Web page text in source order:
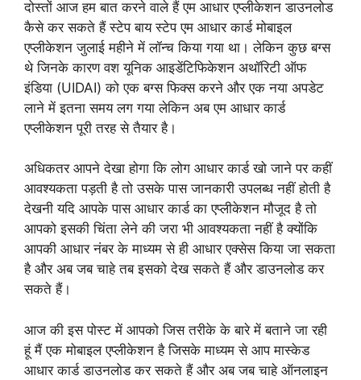
दोस्तों आज हम बात करने वाले हैं एम आधार एप्लीकेशन डाउनलोड
कैसे कर सकते हैं स्टेप बाय स्टेप एम आधार कार्ड मोबाइल
एप्लीकेशन जुलाई महीने में लॉन्च किया गया था। लेकिन कुछ बग्स
थे जिनके कारण वश यूनिक आइडेंटिफिकेशन अथॉरिटी ऑफ
इंडिया (UIDAI) को एक बग्स फिक्स करने और एक नया अपडेट
लाने में इतना समय लग गया लेकिन अब एम आधार कार्ड
एप्लीकेशन पूरी तरह से तैयार है।
अधिकतर आपने देखा होगा कि लोग आधार कार्ड खो जाने पर कहीं
आवश्यकता पड़ती है तो उसके पास जानकारी उपलब्ध नहीं होती है
देखनी यदि आपके पास आधार कार्ड का एप्लीकेशन मौजूद है तो
आपको इसकी चिंता लेने की जरा भी आवश्यकता नहीं है क्योंकि
आपकी आधार नंबर के माध्यम से ही आधार एक्सेस किया जा सकता
है और अब जब चाहे तब इसको देख सकते हैं और डाउनलोड कर
सकते हैं।
आज की इस पोस्ट में आपको जिस तरीके के बारे में बताने जा रही
हूं मैं एक मोबाइल एप्लीकेशन है जिसके माध्यम से आप मास्केड
आधार कार्ड डाउनलोड कर सकते हैं और अब जब चाहे ऑनलाइन